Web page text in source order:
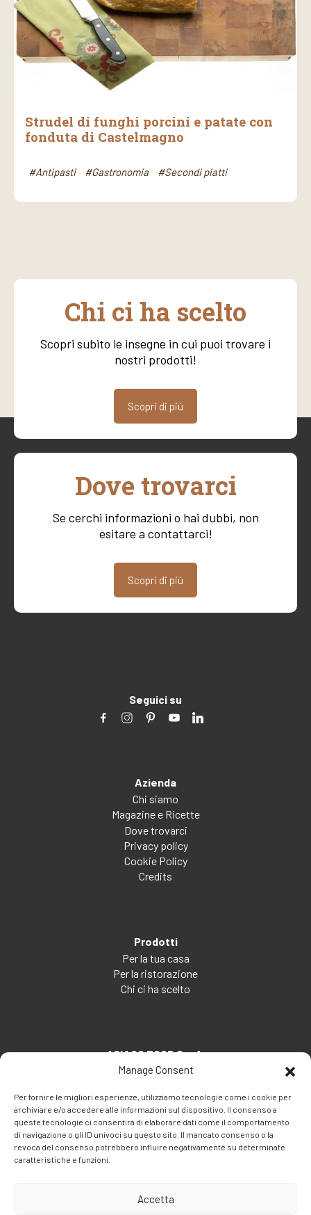
Manage Consent
Per fornire le migliori esperienze, utilizziamo tecnologie come i cookie per
archiviare e/o accedere alle informazioni sul dispositivo. Il consenso a
queste tecnologie ci consentirà di elaborare dati come il comportamento
di navigazione o gli ID univoci su questo sito. Il mancato consenso o la
revoca del consenso potrebbero influire negativamente su determinate
caratteristiche e funzioni.
Accetta
Strudel di funghi porcini e patate con
fonduta di Castelmagno
#Antipasti #Gastronomia #Secondi piatti
Chi ci ha scelto
Scopri subito le insegne in cui puoi trovare i
nostri prodotti!
Scopri di più
Dove trovarci
Se cerchi informazioni o hai dubbi, non
esitare a contattarci!
Scopri di più
Seguici su
Azienda
Chi siamo
Magazine e Ricette
Dove trovarci
Privacy policy
Cookie Policy
Credits
Prodotti
Per la tua casa
Per la ristorazione
Chi ci ha scelto
ASIAGO FOOD S.p.A.
Via Santa Maria, 7
Tel:+39 049 5082260
Fax: +39 049 5082270
Email:info@asiagofood.it